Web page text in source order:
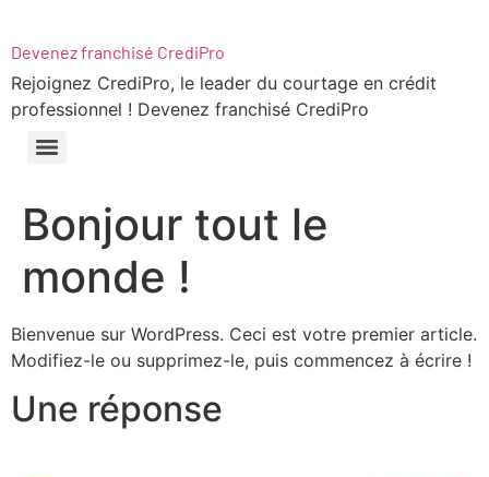
Devenez franchisé CrediPro
Rejoignez CrediPro, le leader du courtage en crédit
professionnel ! Devenez franchisé CrediPro
Bonjour tout le
monde !
Bienvenue sur WordPress. Ceci est votre premier article.
Modifiez-le ou supprimez-le, puis commencez à écrire !
Une réponse